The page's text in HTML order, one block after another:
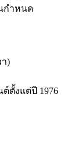
กำหนด
)
ตั้งแต่ปี 1976